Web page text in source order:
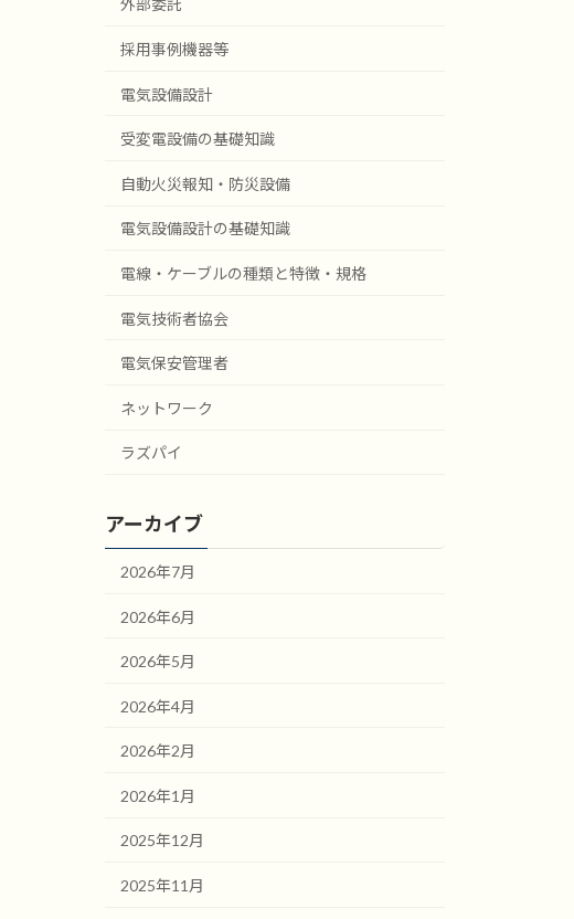
外部委託
採用事例機器等
電気設備設計
受変電設備の基礎知識
自動火災報知・防災設備
電気設備設計の基礎知識
電線・ケーブルの種類と特徴・規格
電気技術者協会
電気保安管理者
ネットワーク
ラズパイ
アーカイブ
2026年7月
2026年6月
2026年5月
2026年4月
2026年2月
2026年1月
2025年12月
2025年11月